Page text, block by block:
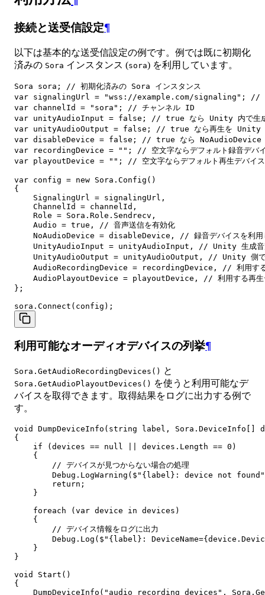
接続と送受信設定¶
以下は基本的な送受信設定の例です。例では既に初期化
済みの Sora インスタンス (sora) を利用しています。
Sora sora; // 初期化済みの Sora インスタンス
var signalingUrl = "wss://example.com/signaling"; // シ
var channelId = "sora"; // チャンネル ID
var unityAudioInput = false; // true なら Unity 内で生成
var unityAudioOutput = false; // true なら再生を Unity
var disableDevice = false; // true なら NoAudioDevice
var recordingDevice = ""; // 空文字ならデフォルト録音デバ
var playoutDevice = ""; // 空文字ならデフォルト再生デバイス
var config = new Sora.Config()
{
    SignalingUrl = signalingUrl,
    ChannelId = channelId,
    Role = Sora.Role.Sendrecv,
    Audio = true, // 音声送信を有効化
NoAudioDevice = disableDevice, // 録音デバイスを利用
UnityAudioInput = unityAudioInput, // Unity 生成音
UnityAudioOutput = unityAudioOutput, // Unity 側で
AudioRecordingDevice = recordingDevice, // 利用する
AudioPlayoutDevice = playoutDevice, // 利用する再生
};
利用可能なオーディオデバイスの列挙¶
Sora.GetAudioRecordingDevices() と
Sora.GetAudioPlayoutDevices() を使うと利用可能なデ
バイスを取得できます。取得結果をログに出力する例で
す。
void DumpDeviceInfo(string label, Sora.DeviceInfo[]
{
    if (devices == null || devices.Length == 0)
    {
        // デバイスが見つからない場合の処理
Debug.LogWarning($"{label}: device not
        return;
    }
    foreach (var device in devices)
    {
        // デバイス情報をログに出力
Debug.Log($"{label}:
    }
}
void Start()
{
DumpDeviceInfo("audio recording devices",